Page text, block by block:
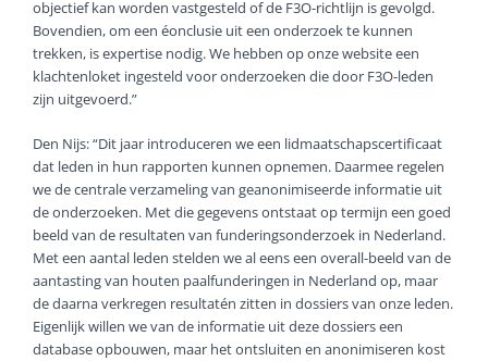
objectief kan worden vastgesteld of de F3O-richtlijn is gevolgd.
Bovendien, om een éonclusie uit een onderzoek te kunnen
trekken, is expertise nodig. We hebben op onze website een
klachtenloket ingesteld voor onderzoeken die door F3O-leden
zijn uitgevoerd.”
Den Nijs: “Dit jaar introduceren we een lidmaatschapscertificaat
dat leden in hun rapporten kunnen opnemen. Daarmee regelen
we de centrale verzameling van geanonimiseerde informatie uit
de onderzoeken. Met die gegevens ontstaat op termijn een goed
beeld van de resultaten van funde­ringsonderzoek in Nederland.
Met een aantal leden stelden we al eens een overall-beeld van de
aantasting van houten paalfunderingen in Nederland op, maar
de daarna verkregen resultatén zitten in dossiers van onze leden.
Eigenlijk willen we van de informatie uit deze dossiers een
database opbouwen, maar het ontsluiten en anonimiseren kost